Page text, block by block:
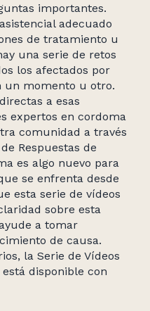
importantes.
adecuado
de tratamiento u
una serie de retos
los afectados por
un momento u otro.
a esas
expertos en cordoma
comunidad a través
Respuestas de
es algo nuevo para
se enfrenta desde
esta serie de vídeos
sobre esta
a tomar
de causa.
la Serie de Vídeos
disponible con